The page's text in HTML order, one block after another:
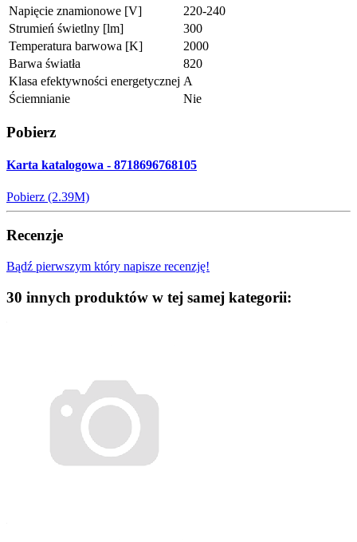
Napięcie znamionowe [V]
220-240
Strumień świetlny [lm]
300
Temperatura barwowa [K]
2000
Barwa światła
820
Klasa efektywności energetycznej A
Ściemnianie
Nie
Pobierz
Karta katalogowa - 8718696768105
Pobierz (2.39M)
Recenzje
Bądź pierwszym który napisze recenzję!
30 innych produktów w tej samej kategorii: